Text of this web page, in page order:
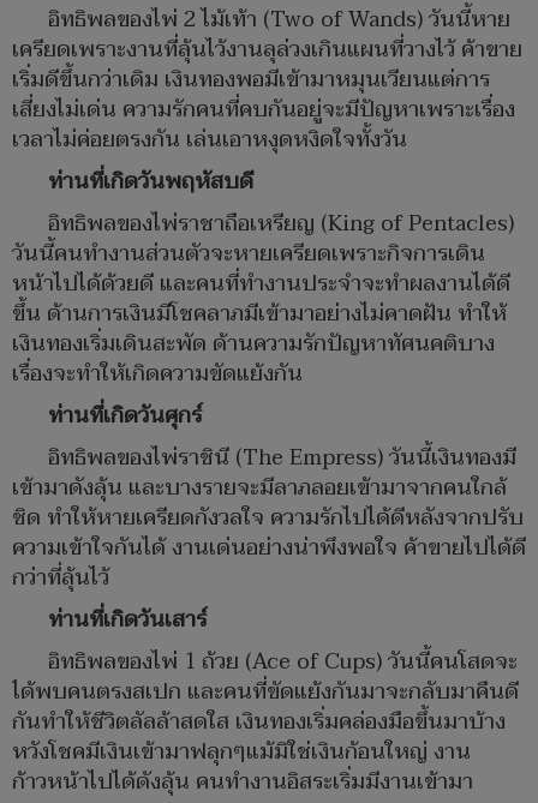
อิทธิพลของไพ่ 2 ไม้เท้า (Two of Wands) วันนี้หาย
เครียดเพราะงานที่ลุ้นไว้งานลุล่วงเกินแผนที่วางไว้ ค้าขาย
เริ่มดีขึ้นกว่าเดิม เงินทองพอมีเข้ามาหมุนเวียนแต่การ
เสี่ยงไม่เด่น ความรักคนที่คบกันอยู่จะมีปัญหาเพราะเรื่อง
เวลาไม่ค่อยตรงกัน เล่นเอาหงุดหงิดใจทั้งวัน
ท่านที่เกิดวันพฤหัสบดี
อิทธิพลของไพ่ราชาถือเหรียญ (King of Pentacles)
วันนี้คนทำงานส่วนตัวจะหายเครียดเพราะกิจการเดิน
หน้าไปได้ด้วยดี และคนที่ทำงานประจำจะทำผลงานได้ดี
ขึ้น ด้านการเงินมีโชคลาภมีเข้ามาอย่างไม่คาดฝัน ทำให้
เงินทองเริ่มเดินสะพัด ด้านความรักปัญหาทัศนคติบาง
เรื่องจะทำให้เกิดความขัดแย้งกัน
ท่านที่เกิดวันศุกร์
อิทธิพลของไพ่ราชินี (The Empress) วันนี้เงินทองมี
เข้ามาดังลุ้น และบางรายจะมีลาภลอยเข้ามาจากคนใกล้
ชิด ทำให้หายเครียดกังวลใจ ความรักไปได้ดีหลังจากปรับ
ความเข้าใจกันได้ งานเด่นอย่างน่าพึงพอใจ ค้าขายไปได้ดี
กว่าที่ลุ้นไว้
ท่านที่เกิดวันเสาร์
อิทธิพลของไพ่ 1 ถ้วย (Ace of Cups) วันนี้คนโสดจะ
ได้พบคนตรงสเปก และคนที่ขัดแย้งกันมาจะกลับมาคืนดี
กันทำให้ชีวิตลัลล้าสดใส เงินทองเริ่มคล่องมือขึ้นมาบ้าง
หวังโชคมีเงินเข้ามาฟลุกๆแม้มิใช่เงินก้อนใหญ่ งาน
ก้าวหน้าไปได้ดังลุ้น คนทำงานอิสระเริ่มมีงานเข้ามา